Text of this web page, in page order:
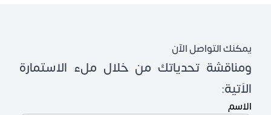
يمكنك التواصل الآن
ومناقشة تحدياتك من خلال ملء الاستمارة
الاَتية:
الاسم